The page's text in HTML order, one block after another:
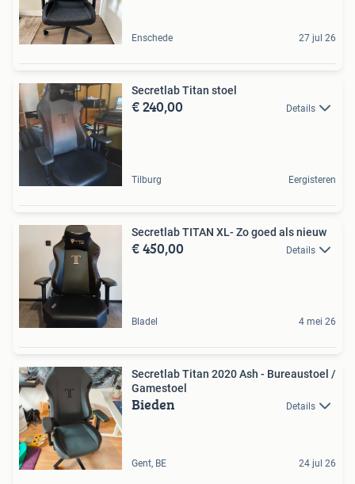
Enschede 27 jul 26
Secretlab Titan stoel
€ 240,00 Details
Tilburg Eergisteren
Secretlab TITAN XL- Zo goed als nieuw
€ 450,00 Details
Bladel 4 mei 26
Secretlab Titan 2020 Ash - Bureaustoel /
Gamestoel
Bieden Details
Gent, BE 24 jul 26